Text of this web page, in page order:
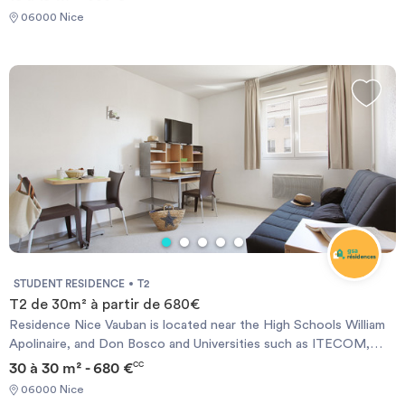
Nearby, shops and supermarkets are available. At 700 meters
the advantages of the city center and its animation.
06000 Nice
STUDENT RESIDENCE T2
T2 de 30m² à partir de 680€
Residence Nice Vauban is located near the High Schools William
Apolinaire, and Don Bosco and Universities such as ITECOM,
Pôle Universitaire Saint Jean D&#39;Angely, Valrose Campus,
School of Journalism, Faculty of Dentistry and Faculty of
Medicine, etc .. .. It welcomes you with 140 apartments, ranging
30 à 30 m² - 680 €CC
06000 Nice